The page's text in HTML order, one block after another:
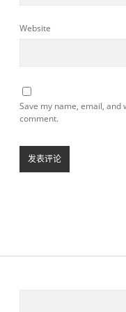
Website
Save my name, email,
comment.